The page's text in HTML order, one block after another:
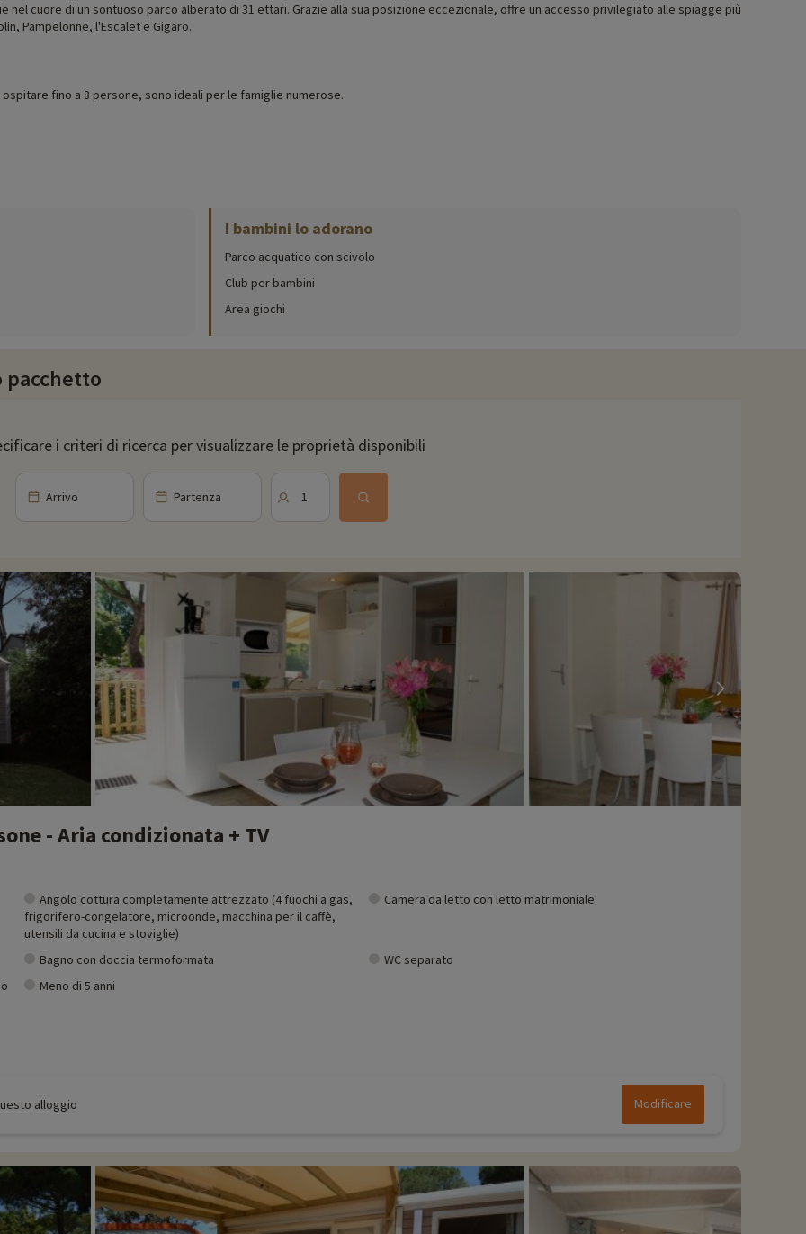
nel cuore di un sontuoso parco alberato di 31 ettari. Grazie alla sua posizione eccezionale, offre un accesso privilegiato alle spiagge più
Pampelonne, l'Escalet e Gigaro.
fino a 8 persone, sono ideali per le famiglie numerose.
al club, dove saranno seguiti da animatori qualificati. Avranno a disposizione un'ampia gamma di attività a tema proposte da
gusti.
animali e partecipare alle attività organizzate durante la giornata.
per visitare questo famoso villaggio di pescatori, passeggiare lungo il porto, visitare il Musée de l'Annonciade e scoprire la
dei nostri alloggi: zoo, acquario, ecc. Se abbiamo già negoziato delle attività, queste possono essere prenotate con uno sconto
I bambini lo adorano
Parco acquatico con scivolo
Club per bambini
Area giochi
pacchetto
i criteri di ricerca per visualizzare le proprietà disponibili
Arrivo Partenza 1
- Aria condizionata + TV
Angolo cottura completamente attrezzato (4 fuochi a gas,
frigorifero-congelatore, microonde, macchina per il caffè,
utensili da cucina e stoviglie)
Camera da letto con letto matrimoniale
Bagno con doccia termoformata
WC separato
Meno di 5 anni
alloggio Modificare